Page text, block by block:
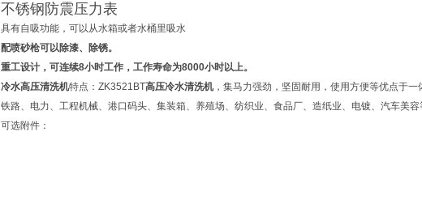
不锈钢防震压力表
具有自吸功能，可以从水箱或者水桶里吸水
配喷砂枪可以除漆、除锈。
重工设计，可连续8小时工作，工作寿命为8000小时以上。
冷水高压清洗机特点：ZK3521BT高压冷水清洗机，集马力强劲，坚固耐用，使用方便等优点于
铁路、电力、工程机械、港口码头、集装箱、养殖场、纺织业、食品厂、造纸业、电镀、汽车美
可选附件：